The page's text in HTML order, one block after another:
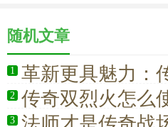
随机文章
1 革新更具魅力：
2 传奇双烈火怎么
3